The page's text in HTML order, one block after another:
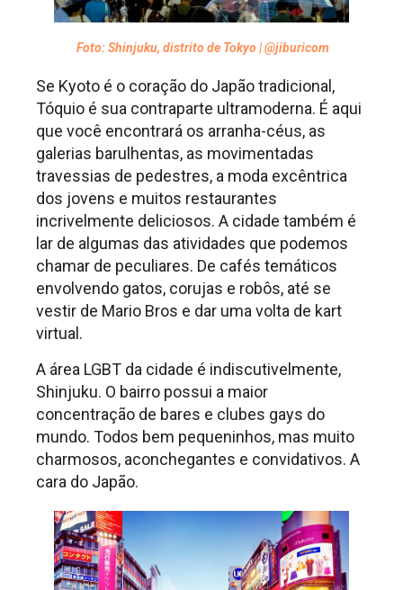
Foto: Shinjuku, distrito de Tokyo | @jiburicom
Se Kyoto é o coração do Japão tradicional,
Tóquio é sua contraparte ultramoderna. É aqui
que você encontrará os arranha-céus, as
galerias barulhentas, as movimentadas
travessias de pedestres, a moda excêntrica
dos jovens e muitos restaurantes
incrivelmente deliciosos. A cidade também é
lar de algumas das atividades que podemos
chamar de peculiares. De cafés temáticos
envolvendo gatos, corujas e robôs, até se
vestir de Mario Bros e dar uma volta de kart
virtual.
A área LGBT da cidade é indiscutivelmente,
Shinjuku. O bairro possui a maior
concentração de bares e clubes gays do
mundo. Todos bem pequeninhos, mas muito
charmosos, aconchegantes e convidativos. A
cara do Japão.